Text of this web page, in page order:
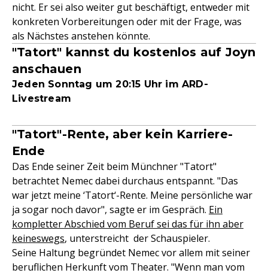
nicht. Er sei also weiter gut beschäftigt, entweder mit
konkreten Vorbereitungen oder mit der Frage, was
als Nächstes anstehen könnte.
"Tatort" kannst du kostenlos auf Joyn
anschauen
Jeden Sonntag um 20:15 Uhr im ARD-
Livestream
"Tatort"-Rente, aber kein Karriere-
Ende
Das Ende seiner Zeit beim Münchner "Tatort"
betrachtet Nemec dabei durchaus entspannt. "Das
war jetzt meine ‘Tatort‘-Rente. Meine persönliche war
ja sogar noch davor", sagte er im Gespräch. Ein
kompletter Abschied vom Beruf sei das für ihn aber
keineswegs, unterstreicht der Schauspieler.
Seine Haltung begründet Nemec vor allem mit seiner
beruflichen Herkunft vom Theater. "Wenn man vom